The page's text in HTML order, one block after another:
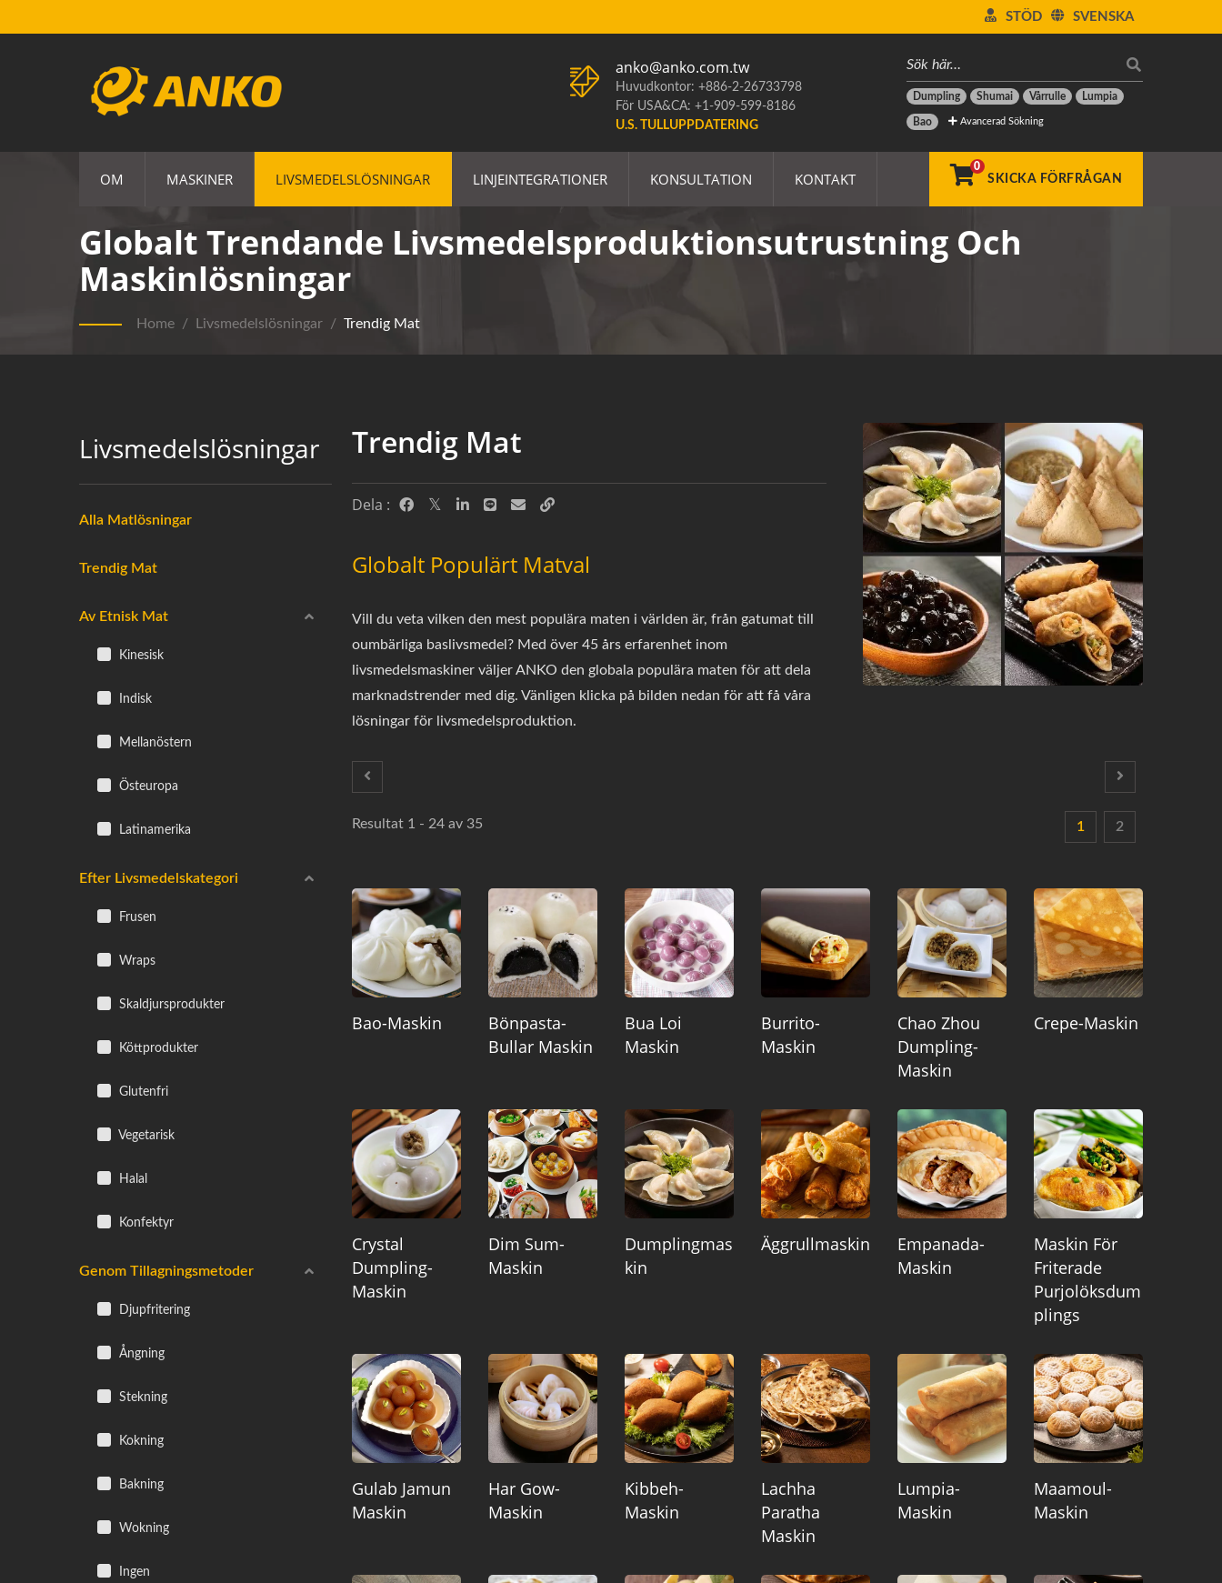
SVENSKA
STÖD
Dumpling Shumai Vårrulle Lumpia
Bao Avancerad Sökning
anko@anko.com.tw
Huvudkontor: +886-2-26733798
För USA&CA: +1-909-599-8186
U.S. TULLUPPDATERING
OM MASKINER LIVSMEDELSLÖSNINGAR LINJEINTEGRATIONER KONSULTATION KONTAKT
0
SKICKA FÖRFRÅGAN
Globalt Trendande Livsmedelsproduktionsutrustning Och
Maskinlösningar
Home / Livsmedelslösningar / Trendig Mat
Livsmedelslösningar
Alla Matlösningar
Trendig Mat
Av Etnisk Mat
Kinesisk
Indisk
Mellanöstern
Östeuropa
Latinamerika
Efter Livsmedelskategori
Frusen
Wraps
Skaldjursprodukter
Köttprodukter
Glutenfri
Vegetarisk
Halal
Konfektyr
Genom Tillagningsmetoder
Djupfritering
Ångning
Stekning
Kokning
Bakning
Wokning
Ingen
Trendig Mat
Dela :
Globalt Populärt Matval
Vill du veta vilken den mest populära maten i världen är, från gatumat till
oumbärliga baslivsmedel? Med över 45 års erfarenhet inom
livsmedelsmaskiner väljer ANKO den globala populära maten för att dela
marknadstrender med dig. Vänligen klicka på bilden nedan för att få våra
lösningar för livsmedelsproduktion.
Resultat 1 - 24 av 35 1 2
Bao-Maskin
Bönpasta-
Bullar Maskin
Bua Loi
Maskin
Burrito-
Maskin
Chao Zhou
Dumpling-
Maskin
Crepe-Maskin
Crystal
Dumpling-
Maskin
Dim Sum-
Maskin
Dumplingmas
Kin
Äggrullmaskin
Empanada-
Maskin
Maskin För
Friterade
Purjolöksdum
Plings
Gulab Jamun
Maskin
Har Gow-
Maskin
Kibbeh-
Maskin
Lachha
Paratha
Maskin
Lumpia-
Maskin
Maamoul-
Maskin